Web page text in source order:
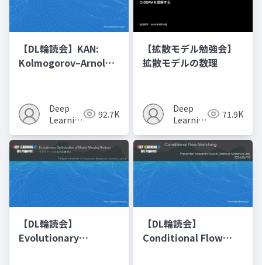
【DL輪読会】KAN:
Kolmogorov–Arnold
Deep
Learning
92.7K
【拡散モデル勉強会】
拡散モデルの数理
Deep
Learning
71.9K
【DL輪読会】
Evolutionary
【DL輪読会】
Conditional Flow